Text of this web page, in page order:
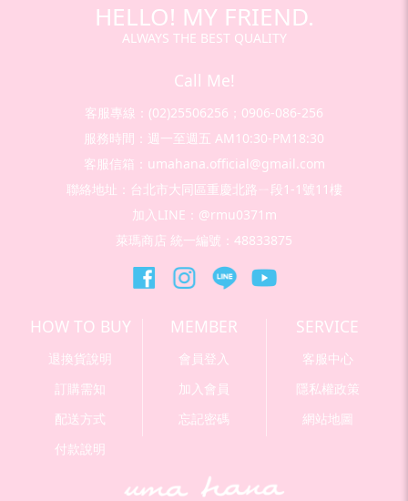
HELLO! MY FRIEND.
ALWAYS THE BEST QUALITY
Call Me!
客服專線：(02)25506256；0906-086-256
服務時間：週一至週五 AM10:30-PM18:30
客服信箱：umahana.official@gmail.com
聯絡地址：台北市大同區重慶北路ㄧ段1-1號11樓
加入LINE：@rmu0371m
萊瑪商店 統一編號：48833875
HOW TO BUY
退換貨說明
訂購需知
配送方式
付款說明
MEMBER
會員登入
加入會員
忘記密碼
SERVICE
客服中心
隱私權政策
網站地圖